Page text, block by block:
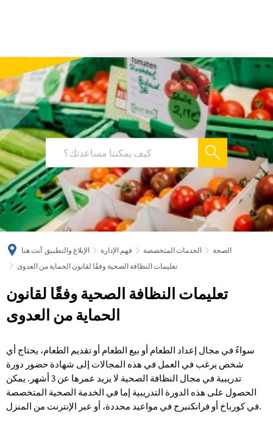
deutsch
أنت هنا الإبلاغ والتطبيق فهم الإدارة الخدمات المتخصصة
الصحة
تعليمات النظافة الصحية وفقًا لقانون الحماية من العدوى
تعليمات
النظافة
وفقًا
لقانون
الحماية
تعليمات النظافة الصحية وفقًا لقانون
الحماية من العدوى
سواءً في مجال إعداد الطعام أو بيع الطعام أو تقديم الطعام، يحتاج أي
شخص يرغب في العمل في هذه المجالات إلى شهادة حضور دورة
تدريبية في مجال النظافة الصحية لا يزيد عمرها عن 3 أشهر. يمكن
الحصول على هذه الدورة التدريبية إما في الخدمة الصحية المتخصصة
في كورباخ أو فرانكنبرج في مواعيد محددة، أو عبر الإنترنت من المنزل.